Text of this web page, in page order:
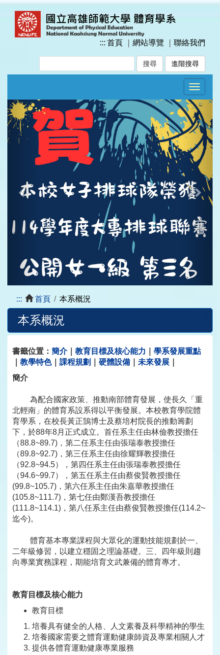
跳
::: 首頁 網站導覽 聯絡我們
進階搜尋
Toggle
Previous Next
::: 首頁 本系概況
本系概況
書籤位置： 簡介｜ 教育目標及核心能力
學系發展重點
教學特色｜ 課程規劃 硬體設備 未來發展
簡介
為配合國家政策、推動南部體育發展，使長久「重
北輕南」的體育系設系得以平衡發展。本校教育學院體
育學系，在校長黃正鵠博士及蔡培村院長的推動籌劃
下，於88年8月正式成立。首任系主任由林儉教授擔任
（88.8~89.7)，第二任系主任由張瑞泰教授擔任
（89.8~92.7)，第三任系主任由徐耀輝教授擔任
（92.8~94.5），第四任系主任由張瑞泰教授擔任
（94.6~99.7），第五任系主任由蔡俊賢教授擔任
(99.8~105.7)，第六任系主任由朱嘉華教授擔任
(105.8~111.7)，第七任由鄭漢吾教授擔任
(111.8~114.1)，第八任系主任由蔡俊賢教授擔任(114.2~
迄今)。
體育基本專業課程與大眾化的運動技能規劃於一、
二年級修習，以建立穩固之理論基礎。三、四年級則趨
向專業實務課程，期能培育文武兼備的體育專才。
教育目標及核心能力
教育目標
培養具有健全的人格、人文素養及科學精神的學生
培養國家需要之體育運動健康師資及專業相關人才
提供各體育運動健康專業服務